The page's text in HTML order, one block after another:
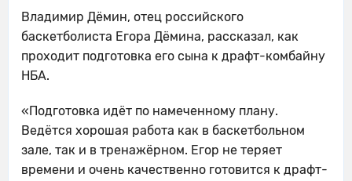
Владимир Дёмин, отец российского
баскетболиста Егора Дёмина, рассказал, как
проходит подготовка его сына к драфт-комбайну
НБА.
«Подготовка идёт по намеченному плану.
Ведётся хорошая работа как в баскетбольном
зале, так и в тренажёрном. Егор не теряет
времени и очень качественно готовится к драфт-